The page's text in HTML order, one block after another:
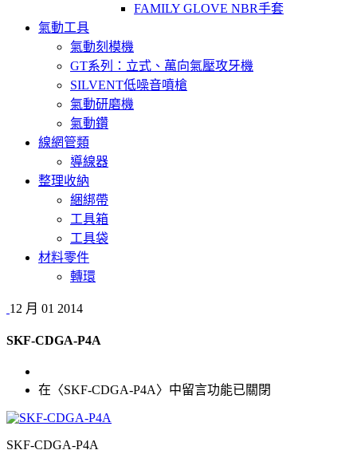
FAMILY GLOVE NBR手套
氣動工具
氣動刻模機
GT系列：立式、萬向氣壓攻牙機
SILVENT低噪音噴槍
氣動研磨機
氣動鑽
線網管類
導線器
整理收納
綑綁帶
工具箱
工具袋
材料零件
轉環
12 月 01 2014
SKF-CDGA-P4A
在〈SKF-CDGA-P4A〉中留言功能已關閉
SKF-CDGA-P4A